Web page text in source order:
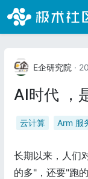
E企研究院 ·
AI时代 ，
云计算 Arm 服
长期以来，人们
的多"，还要"跑的